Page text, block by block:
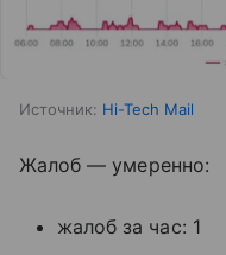
Источник: Hi-Tech Mail
Жалоб — умеренно:
жалоб за час: 1